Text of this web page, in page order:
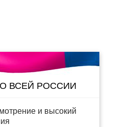
ВСЕЙ РОССИИ
и высокий